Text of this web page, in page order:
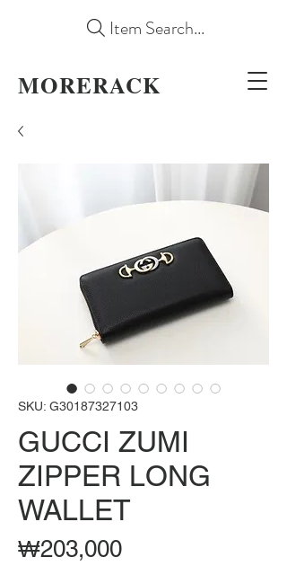
MORERACK
Item Search...
SKU: G30187327103
GUCCI ZUMI
ZIPPER LONG
WALLET
₩203,000가